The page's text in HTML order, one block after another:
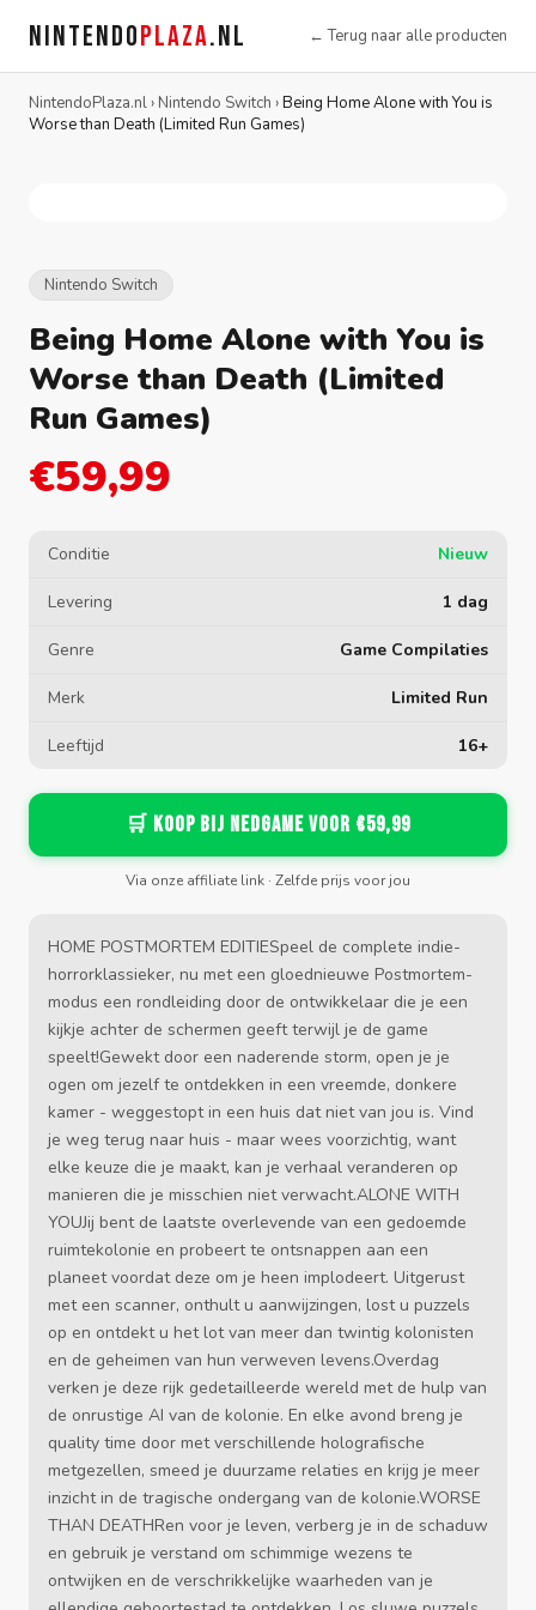
NINTENDOPLAZA.NL ← Terug naar alle producten
NintendoPlaza.nl› Nintendo Switch ›Being Home Alone with You is
Worse than Death (Limited Run Games)
Nintendo Switch
Being Home Alone with You is
Worse than Death (Limited
Run Games)
€59,99
Conditie Nieuw
Levering 1 dag
Genre Game Compilaties
Merk Limited Run
Leeftijd 16+
🛒 Koop bij Nedgame voor €59,99
Via onze affiliate link · Zelfde prijs voor jou
HOME POSTMORTEM EDITIESpeel de complete indie-
horrorklassieker, nu met een gloednieuwe Postmortem-
modus een rondleiding door de ontwikkelaar die je een
kijkje achter de schermen geeft terwijl je de game
speelt!Gewekt door een naderende storm, open je je
ogen om jezelf te ontdekken in een vreemde, donkere
kamer - weggestopt in een huis dat niet van jou is. Vind
je weg terug naar huis - maar wees voorzichtig, want
elke keuze die je maakt, kan je verhaal veranderen op
manieren die je misschien niet verwacht.ALONE WITH
YOUJij bent de laatste overlevende van een gedoemde
ruimtekolonie en probeert te ontsnappen aan een
planeet voordat deze om je heen implodeert. Uitgerust
met een scanner, onthult u aanwijzingen, lost u puzzels
op en ontdekt u het lot van meer dan twintig kolonisten
en de geheimen van hun verweven levens.Overdag
verken je deze rijk gedetailleerde wereld met de hulp van
de onrustige AI van de kolonie. En elke avond breng je
quality time door met verschillende holografische
metgezellen, smeed je duurzame relaties en krijg je meer
inzicht in de tragische ondergang van de kolonie.WORSE
THAN DEATHRen voor je leven, verberg je in de schaduw
en gebruik je verstand om schimmige wezens te
ontwijken en de verschrikkelijke waarheden van je